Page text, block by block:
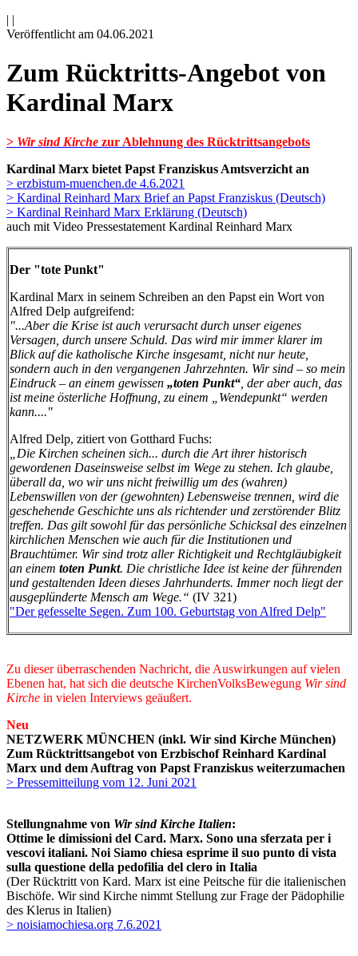
| |
Veröffentlicht am 04­.06.2021
Zum Rücktritts-Angebot von
Kardinal Marx
> Wir sind Kirche zur Ablehnung des Rücktrittsangebots
Kardinal Marx bietet Papst Franziskus Amtsverzicht an
> erzbistum-muenchen.de 4.6.2021
> Kardinal Reinhard Marx Brief an Papst Franziskus (Deutsch)
> Kardinal Reinhard Marx Erklärung (Deutsch)
auch mit Video Pressestatement Kardinal Reinhard Marx
Der "tote Punkt"
Kardinal Marx in seinem Schreiben an den Papst ein Wort von
Alfred Delp aufgreifend:
"...Aber die Krise ist auch verursacht durch unser eigenes
Versagen, durch unsere Schuld. Das wird mir immer klarer im
Blick auf die katholische Kirche insgesamt, nicht nur heute,
sondern auch in den vergangenen Jahrzehnten. Wir sind – so mein
Eindruck – an einem gewissen „toten Punkt“ , der aber auch, das
ist meine österliche Hoffnung, zu einem „Wendepunkt“ werden
kann...."
Alfred Delp, zitiert von Gotthard Fuchs:
„Die Kirchen scheinen sich... durch die Art ihrer historisch
gewordenen Daseinsweise selbst im Wege zu stehen. Ich glaube,
überall da, wo wir uns nicht freiwillig um des (wahren)
Lebenswillen von der (gewohnten) Lebensweise trennen, wird die
geschehende Geschichte uns als richtender und zerstörender Blitz
treffen. Das gilt sowohl für das persönliche Schicksal des einzelnen
kirchlichen Menschen wie auch für die Institutionen und
Brauchtümer. Wir sind trotz aller Richtigkeit und Rechtgläubigkeit
an einem toten Punkt. Die christliche Idee ist keine der führenden
und gestaltenden Ideen dieses Jahrhunderts. Immer noch liegt der
ausgeplünderte Mensch am Wege.“ (IV 321)
"Der gefesselte Segen. Zum 100. Geburtstag von Alfred Delp"
Zu dieser überraschenden Nachricht, die Auswirkungen auf vielen
Ebenen hat, hat sich die deutsche KirchenVolksBewegung Wir sind
Kirche in vielen Interviews geäußert.
Neu
NETZWERK MÜNCHEN (inkl. Wir sind Kirche München)
Zum Rücktrittsangebot von Erzbischof Reinhard Kardinal
Marx und dem Auftrag von Papst Franziskus weiterzumachen
> Pressemitteilung vom 12. Juni 2021
Stellungnahme von Wir sind Kirche Italien:
Ottime le dimissioni del Card. Marx. Sono una sferzata per i
vescovi italiani. Noi Siamo chiesa esprime il suo punto di vista
sulla questione della pedofilia del clero in Italia
(Der Rücktritt von Kard. Marx ist eine Peitsche für die italienischen
Bischöfe. Wir sind Kirche nimmt Stellung zur Frage der Pädophilie
des Klerus in Italien)
> noisiamochiesa.org 7.6.2021